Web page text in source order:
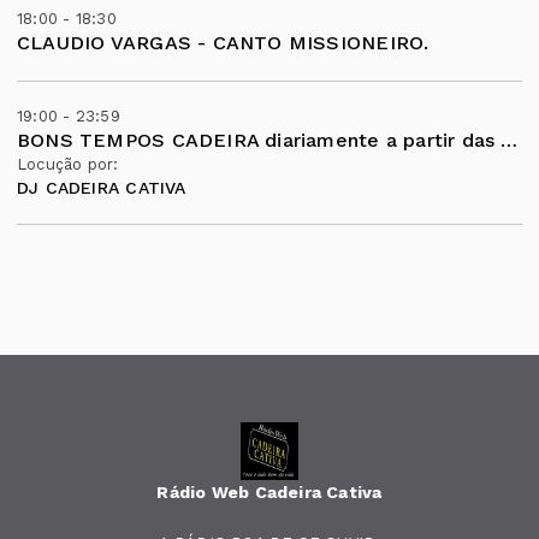
18:00 - 18:30
CLAUDIO VARGAS - CANTO MISSIONEIRO.
19:00 - 23:59
BONS TEMPOS CADEIRA diariamente a partir das 19 horas .
Locução por:
DJ CADEIRA CATIVA
Rádio Web Cadeira Cativa